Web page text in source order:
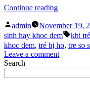
Continue reading“Tại
Trẻ
Sơ
Sinh
Hay
Khóc
Nấc
Ban
Posted
by
admin November 19,
sinh hay khoc dem
Tags:
khi
khoc dem, trẻ bị ho, tre so
Leave a commenton
Trẻ
Search